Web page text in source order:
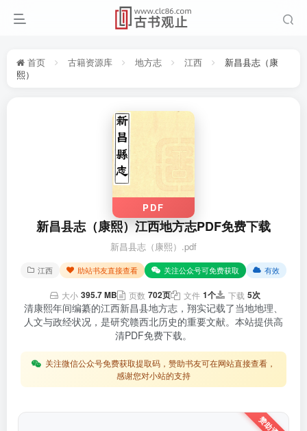
首页 古籍资源库 地方志 江西
新昌县志（康
熙）
PDF
新昌县志（康熙）江西地方志PDF免费下载
新昌县志（康熙）.pdf
江西 助站书友直接查看 关注公众号可免费获取 有效
大小 395.7 MB 页数 702页 文件 1个 下载 5次
清康熙年间编纂的江西新昌县地方志，翔实记载了当地地理、
人文与政经状况，是研究赣西北历史的重要文献。本站提供高
清PDF免费下载。
关注微信公众号免费获取提取码，赞助书友可在网站直接查看，
感谢您对小站的支持